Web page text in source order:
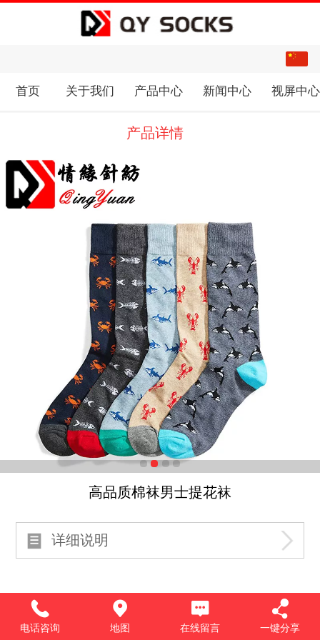
English
首页 关于我们 产品中心 新闻中心 视屏中心
产品详情
高品质棉袜男士提花袜
详细说明
电话咨询 地图 在线留言 一键分享